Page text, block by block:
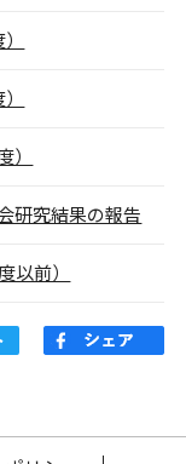
研究結果の報告
以前）